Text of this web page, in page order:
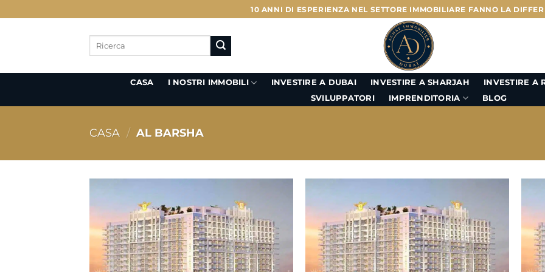
ai
10 ANNI DI ESPERIENZA NEL SETTORE IMMOBILIARE FANNO LA
Cerca:
CASA I NOSTRI IMMOBILI INVESTIRE A DUBAI INVESTIRE A SHARJAH
INVESTIRE A
SVILUPPATORI
IMPRENDITORIA BLOG
CASA / AL BARSHA